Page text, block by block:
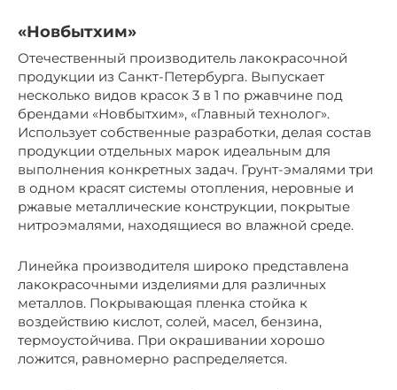
«Новбытхим»
Отечественный производитель лакокрасочной
продукции из Санкт-Петербурга. Выпускает
несколько видов красок 3 в 1 по ржавчине под
брендами «Новбытхим», «Главный технолог».
Использует собственные разработки, делая состав
продукции отдельных марок идеальным для
выполнения конкретных задач. Грунт-эмалями три
в одном красят системы отопления, неровные и
ржавые металлические конструкции, покрытые
нитроэмалями, находящиеся во влажной среде.
Линейка производителя широко представлена
лакокрасочными изделиями для различных
металлов. Покрывающая пленка стойка к
воздействию кислот, солей, масел, бензина,
термоустойчива. При окрашивании хорошо
ложится, равномерно распределяется.